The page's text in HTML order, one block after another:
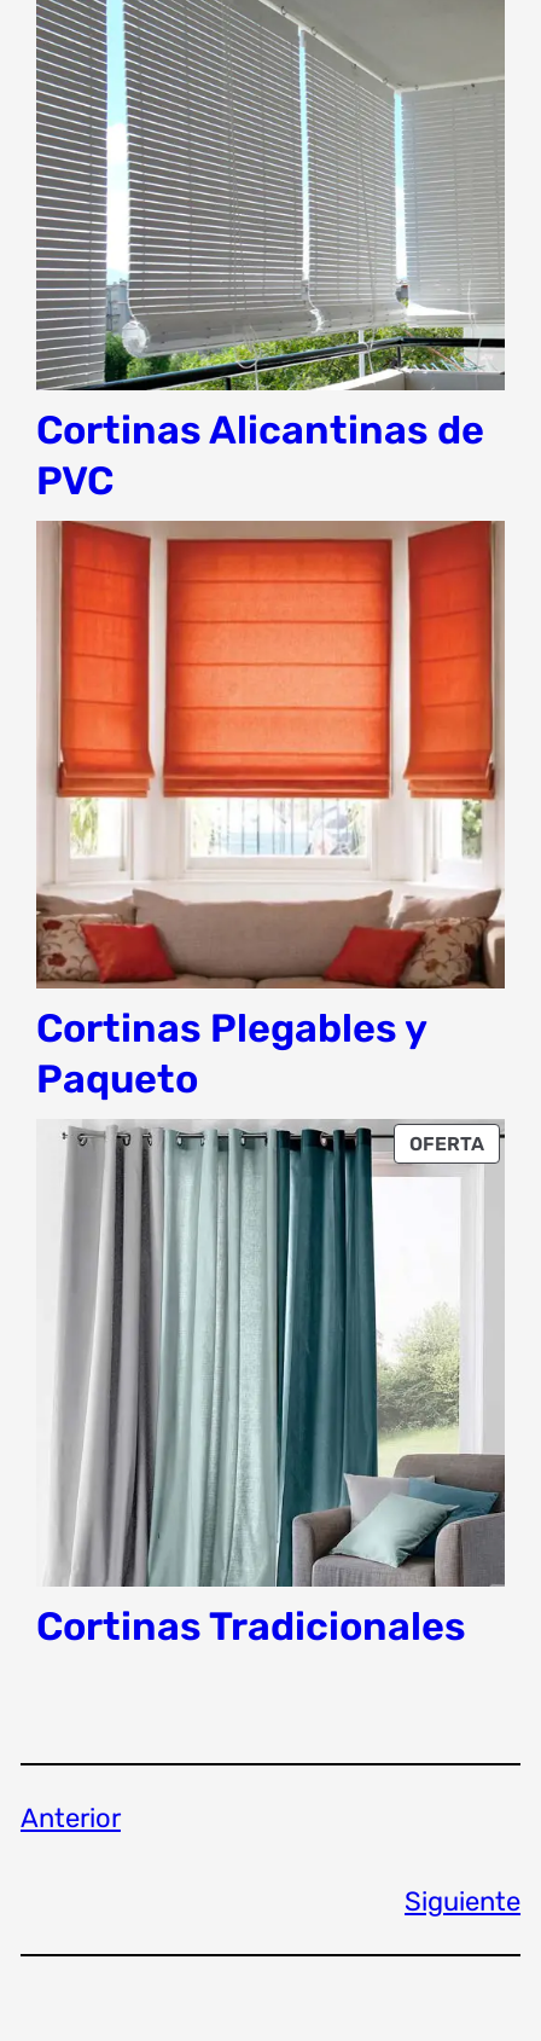
Cortinas Alicantinas de
PVC
Cortinas Plegables y
Paqueto
OFERTA
EN
Cortinas Tradicionales
Anterior
Siguiente